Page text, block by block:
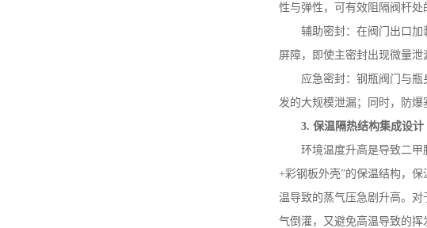
性与弹性，可有效阻隔阀杆处
辅助密封：在阀门出口
屏障，即使主密封出现微量泄
应急密封：钢瓶阀门与
发的大规模泄漏；同时，防爆
3.保温隔热结构集成设计
环境温度升高是导致二
+彩钢板外壳”的保温结构，保
温导致的蒸气压急剧升高。
气倒灌，又避免高温导致的挥